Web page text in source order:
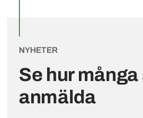
Se hur
anmälda
NYHETER